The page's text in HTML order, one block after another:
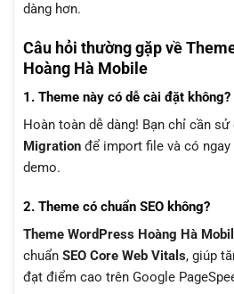
dàng hơn.
Câu hỏi thường gặp về
Hoàng Hà Mobile
1. Theme này có dễ cài đặt không?
Hoàn toàn dễ dàng! Bạn chỉ cần sử
Migration để import file và có
demo.
2. Theme có chuẩn SEO không?
Theme WordPress Hoàng Hà
chuẩn SEO Core Web Vitals, giúp
đạt điểm cao trên Google